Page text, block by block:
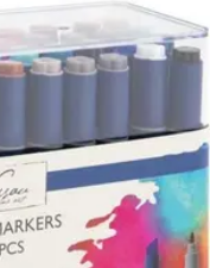
Développement